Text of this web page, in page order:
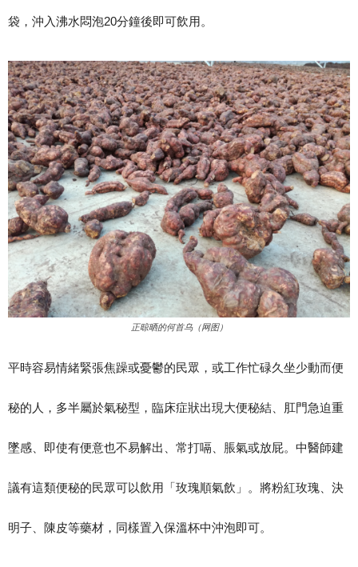
袋，沖入沸水悶泡20分鐘後即可飲用。
正晾晒的何首乌（网图）
平時容易情緒緊張焦躁或憂鬱的民眾，或工作忙碌久坐少動而便
秘的人，多半屬於氣秘型，臨床症狀出現大便秘結、肛門急迫重
墜感、即使有便意也不易解出、常打嗝、脹氣或放屁。中醫師建
議有這類便秘的民眾可以飲用「玫瑰順氣飲」。將粉紅玫瑰、決
明子、陳皮等藥材，同樣置入保溫杯中沖泡即可。